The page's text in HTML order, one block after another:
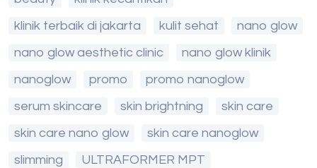
klinik terbaik di jakarta
kulit sehat
nano glow
nano glow aesthetic clinic
nano glow klinik
nanoglow
promo
promo nanoglow
serum skincare
skin brightning
skin care
skin care nano glow
skin care nanoglow
slimming
ULTRAFORMER MPT